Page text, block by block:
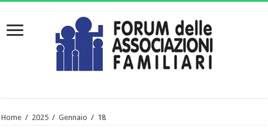
Home / 2025 / Gennaio / 18